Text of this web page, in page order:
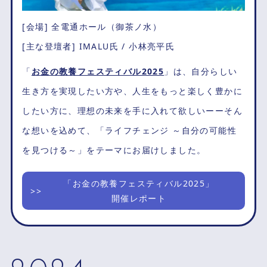
[会場] 全電通ホール（御茶ノ水）
[主な登壇者] IMALU氏 / 小林亮平氏
「 お金の教養フェスティバル2025 」は、自分らしい
生き方を実現したい方や、人生をもっと楽しく豊かに
したい方に、理想の未来を手に入れて欲しいーーそん
な想いを込めて、「ライフチェンジ ～自分の可能性
を見つける～」をテーマにお届けしました。
「お金の教養フェスティバル2025」
開催レポート